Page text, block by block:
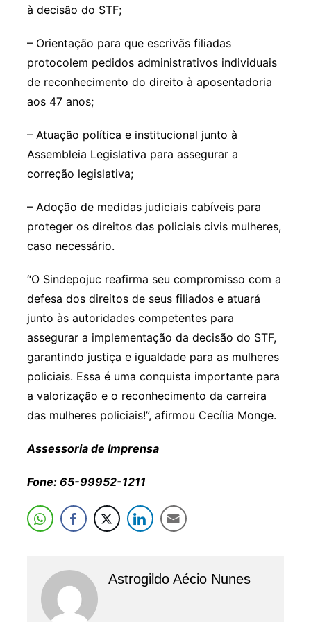
à decisão do STF;
– Orientação para que escrivãs filiadas
protocolem pedidos administrativos individuais
de reconhecimento do direito à aposentadoria
aos 47 anos;
– Atuação política e institucional junto à
Assembleia Legislativa para assegurar a
correção legislativa;
– Adoção de medidas judiciais cabíveis para
proteger os direitos das policiais civis mulheres,
caso necessário.
“O Sindepojuc reafirma seu compromisso com a
defesa dos direitos de seus filiados e atuará
junto às autoridades competentes para
assegurar a implementação da decisão do STF,
garantindo justiça e igualdade para as mulheres
policiais. Essa é uma conquista importante para
a valorização e o reconhecimento da carreira
das mulheres policiais!”, afirmou Cecília Monge.
Assessoria de Imprensa
Fone: 65-99952-1211
Astrogildo Aécio Nunes